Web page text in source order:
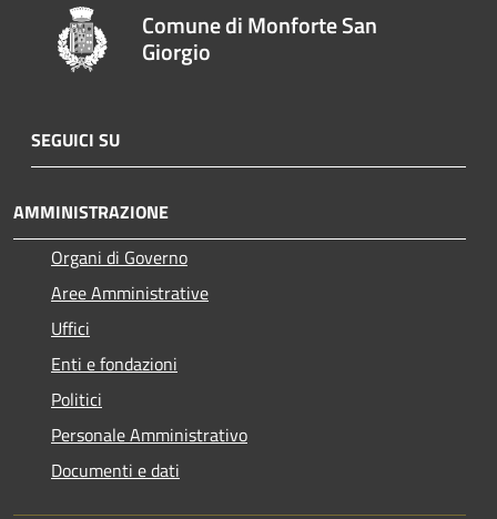
Comune di Monforte San
Giorgio
SEGUICI SU
AMMINISTRAZIONE
Organi di Governo
Aree Amministrative
Uffici
Enti e fondazioni
Politici
Personale Amministrativo
Documenti e dati